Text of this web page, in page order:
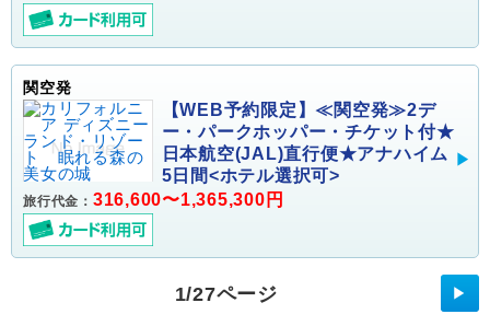
関空発
【WEB予約限定】≪関空発≫2デ
ー・パークホッパー・チケット付★
日本航空(JAL)直行便★アナハイム
5日間<ホテル選択可>
旅行代金： 316,600〜1,365,300円
1/27ページ ▶